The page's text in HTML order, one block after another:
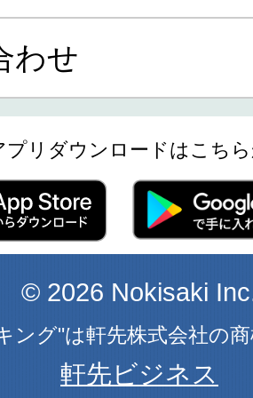
わせ
プリダウンロードはこち
© 2026 Nokisaki
ング"は軒先株式会社の
軒先ビジネス